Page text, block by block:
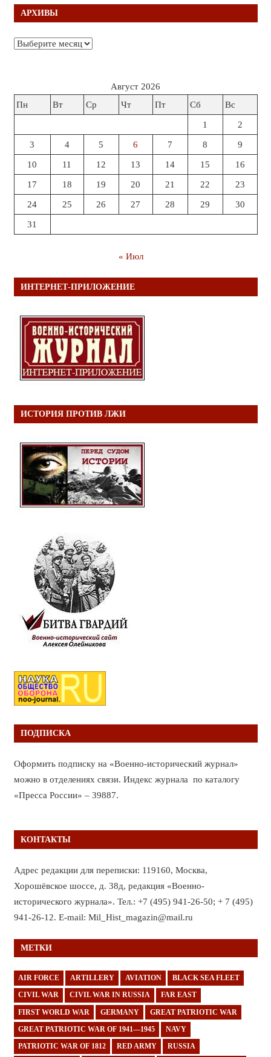
АРХИВЫ
Архивы
Август 2026
Пн
Вт Ср Чт Пт Сб Вс
1 2
3 4 5 6 7 8 9
10 11 12 13 14 15 16
17 18 19 20 21 22 23
24 25 26 27 28 29 30
31
« Июл
ИНТЕРНЕТ-ПРИЛОЖЕНИЕ
ИСТОРИЯ ПРОТИВ ЛЖИ
ПОДПИСКА
Оформить подписку на «Военно-исторический журнал»
можно в отделениях связи. Индекс журнала по каталогу
«Пресса России» – 39887.
КОНТАКТЫ
Адрес редакции для переписки: 119160, Москва,
Хорошёвское шоссе, д. 38д, редакция «Военно-
исторического журнала». Тел.: +7 (495) 941-26-50; + 7 (495)
941-26-12. E-mail: Mil_Hist_magazin@mail.ru
МЕТКИ
AIR FORCE ARTILLERY AVIATION BLACK SEA FLEET
CIVIL WAR CIVIL WAR IN RUSSIA FAR EAST
FIRST WORLD WAR GERMANY GREAT PATRIOTIC WAR
GREAT PATRIOTIC WAR OF 1941—1945 NAVY
PATRIOTIC WAR OF 1812 RED ARMY RUSSIA